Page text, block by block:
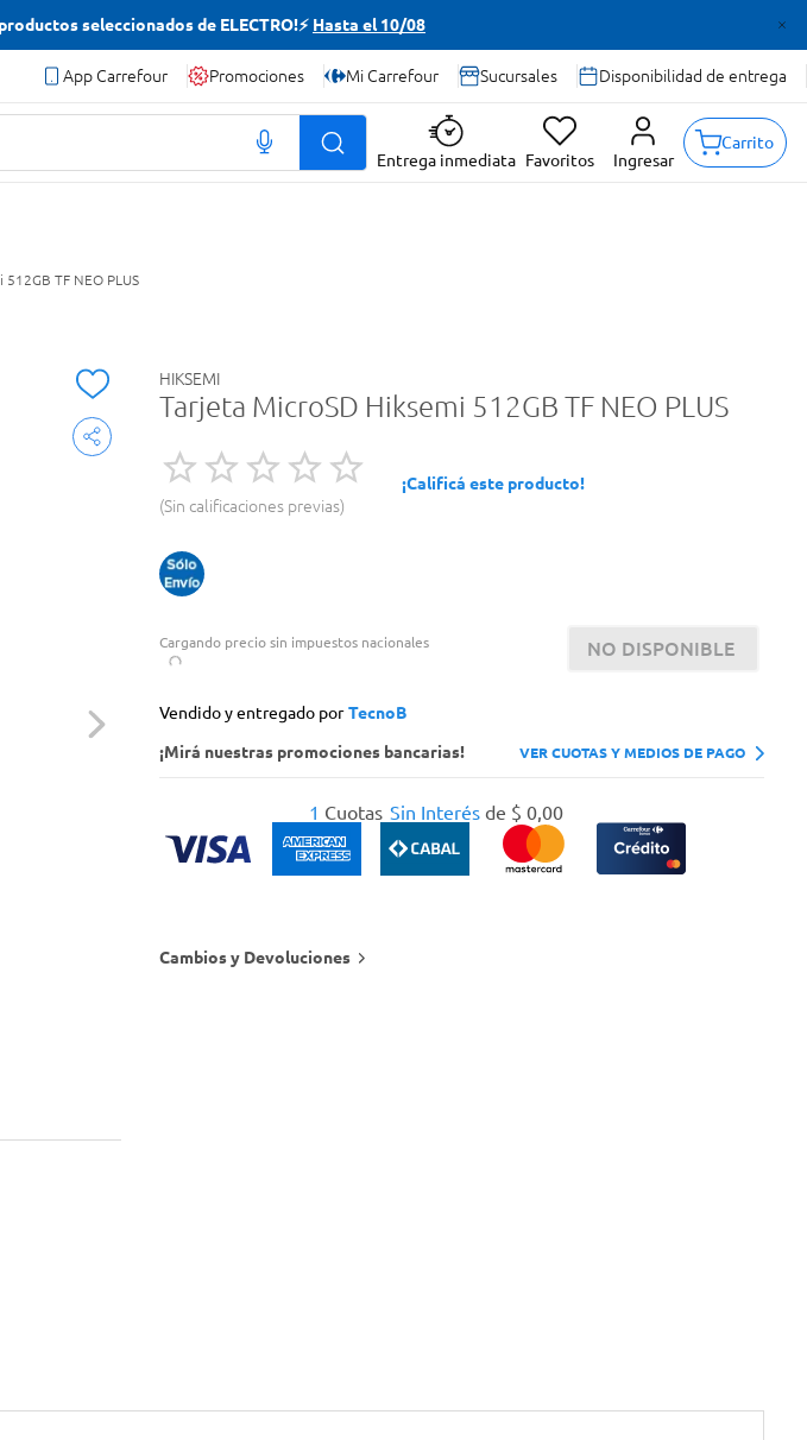
seleccionados de ELECTRO!⚡ Hasta el 10/08
App Carrefour Promociones Mi Carrefour Sucursales Disponibilidad de entrega
Entrega inmediata Favoritos Ingresar
Carrito
TF NEO PLUS
HIKSEMI
Tarjeta MicroSD Hiksemi 512GB TF NEO PLUS
Sin calificaciones previas
¡Calificá este producto!
Cargando precio sin impuestos nacionales NO DISPONIBLE
Vendido y entregado por TecnoB
¡Mirá nuestras promociones bancarias! VER CUOTAS Y MEDIOS DE PAGO
1 Cuotas Sin Interésde $ 0,00
Cambios y Devoluciones